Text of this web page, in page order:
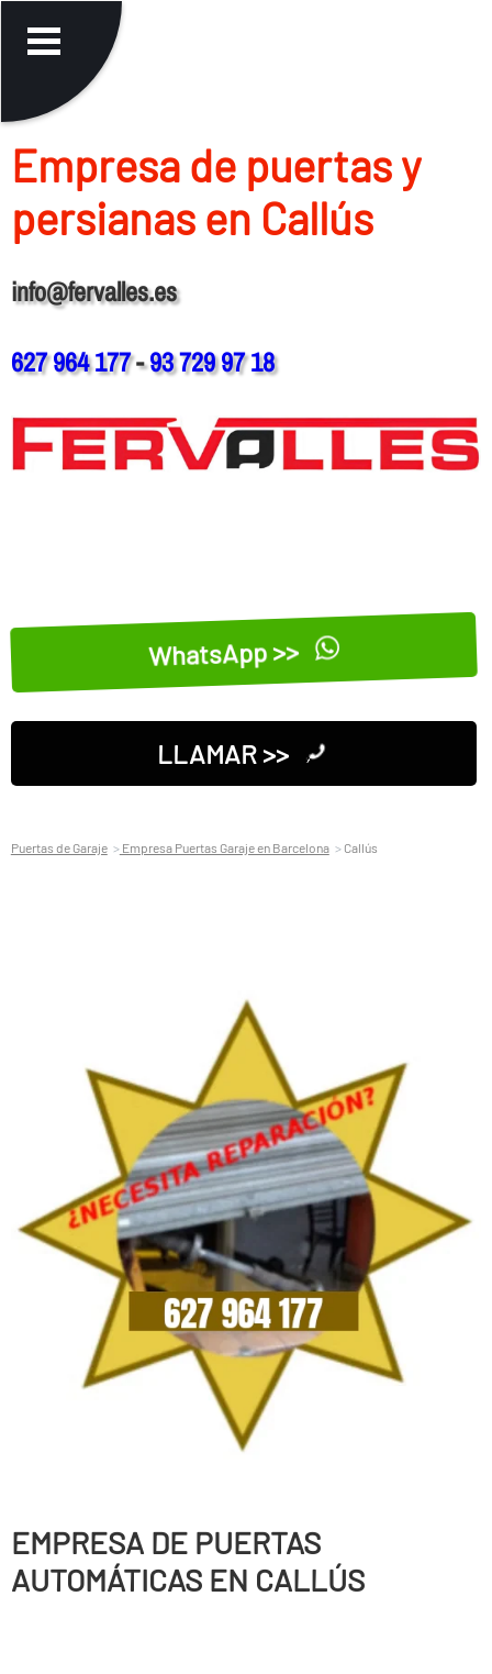
Empresa de puertas y
persianas en Callús
info@fervalles.es
627 964 177-93 729 97 18
WhatsApp >>
LLAMAR >>
Puertas de Garaje Empresa Puertas Garaje en Barcelona Callús
EMPRESA DE PUERTAS
AUTOMÁTICAS EN CALLÚS